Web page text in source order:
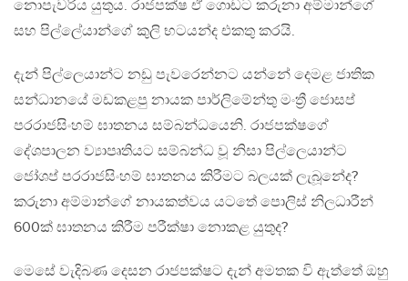
නොපැවරිය යුතුය. රාජපක්ෂ ඒ ගොඩට කරුනා අම්මාන්ගේ
සහ පිල්ලේයාන්ගේ කුලි භටයන්ද එකතු කරයි.
දැන් පිල්ලෙයාන්ට නඩු පැවරෙන්නට යන්නේ දෙමළ ජාතික
සන්ධානයේ මඩකළපු නායක පාර්ලිමේන්තු මංත්‍රී ජොසප්
පරරාජසිංහම් ඝාතනය සම්බන්ධයෙනි. රාජපක්ෂගේ
දේශපාලන ව්‍යාපෘතියට සම්බන්ධ වූ නිසා පිල්ලෙයාන්ට
ජෝශප් පරරාජසිංහම් ඝාතනය කිරීමට බලයක් ලැබූනේද?
කරුනා අම්මාන්ගේ නායකත්වය යටතේ පොලිස් නිලධාරීන්
600ක් ඝාතනය කිරීම පරීක්ෂා නොකළ යුතුද?
මෙසේ වැදිබණ දෙසන රාජපක්ෂට දැන් අමතක වි ඇත්තේ ඔහු